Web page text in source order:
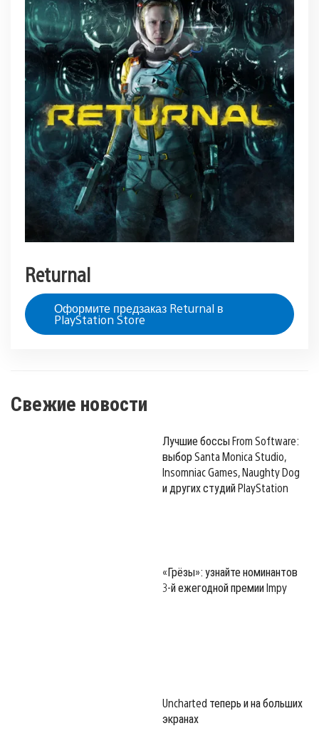
Returnal
Оформите предзаказ Returnal в
PlayStation Store
Свежие новости
Лучшие боссы From Software:
выбор Santa Monica Studio,
Insomniac Games, Naughty Dog
и других студий PlayStation
«Грёзы»: узнайте номинантов
3-й ежегодной премии Impy
Uncharted теперь и на больших
экранах